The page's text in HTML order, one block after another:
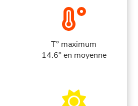
T° maximum
14.6° en moyenne